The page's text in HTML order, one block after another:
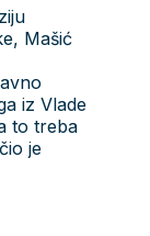
Mašić
iz Vlade
to treba
je